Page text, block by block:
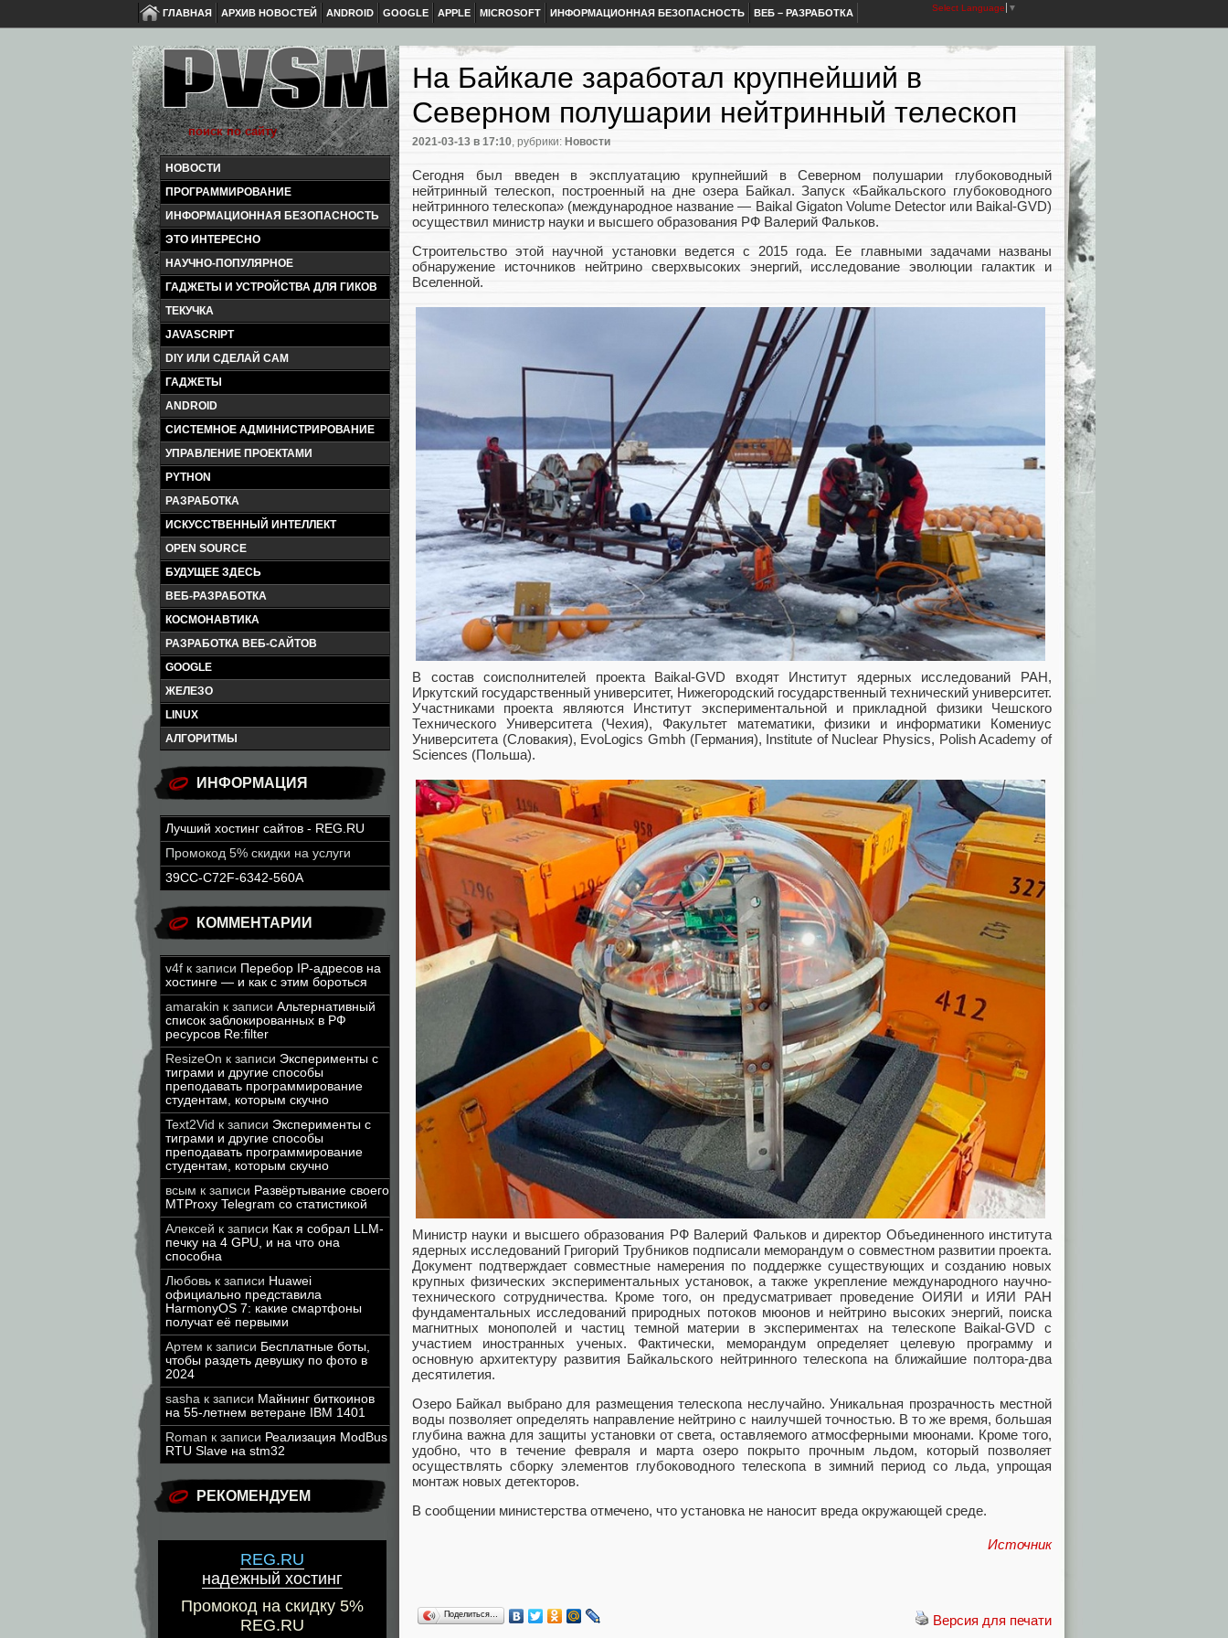
ГЛАВНАЯ АРХИВ НОВОСТЕЙ ANDROID GOOGLE APPLE MICROSOFT ИНФОРМАЦИОННАЯ БЕЗОПАСНОСТЬ ВЕБ – РАЗРАБОТКА Select Language ▼
НОВОСТИ
ПРОГРАММИРОВАНИЕ
ИНФОРМАЦИОННАЯ БЕЗОПАСНОСТЬ
ЭТО ИНТЕРЕСНО
НАУЧНО-ПОПУЛЯРНОЕ
ГАДЖЕТЫ И УСТРОЙСТВА ДЛЯ ГИКОВ
ТЕКУЧКА
JAVASCRIPT
DIY ИЛИ СДЕЛАЙ САМ
ГАДЖЕТЫ
ANDROID
СИСТЕМНОЕ АДМИНИСТРИРОВАНИЕ
УПРАВЛЕНИЕ ПРОЕКТАМИ
PYTHON
РАЗРАБОТКА
ИСКУССТВЕННЫЙ ИНТЕЛЛЕКТ
OPEN SOURCE
БУДУЩЕЕ ЗДЕСЬ
ВЕБ-РАЗРАБОТКА
КОСМОНАВТИКА
РАЗРАБОТКА ВЕБ-САЙТОВ
GOOGLE
ЖЕЛЕЗО
LINUX
АЛГОРИТМЫ
ИНФОРМАЦИЯ
Лучший хостинг сайтов - REG.RU
Промокод 5% скидки на услуги
39CC-C72F-6342-560A
КОММЕНТАРИИ
v4f к записи Перебор IP-адресов на
хостинге — и как с этим бороться
amarakin к записи Альтернативный
список заблокированных в РФ
ресурсов Re:filter
ResizeOn к записи Эксперименты с
тиграми и другие способы
преподавать программирование
студентам, которым скучно
Text2Vid к записи Эксперименты с
тиграми и другие способы
преподавать программирование
студентам, которым скучно
всым к записи Развёртывание своего
MTProxy Telegram со статистикой
Алексей к записи Как я собрал LLM-
печку на 4 GPU, и на что она
способна
Любовь к записи Huawei
официально представила
HarmonyOS 7: какие смартфоны
получат её первыми
Артем к записи Бесплатные боты,
чтобы раздеть девушку по фото в
2024
sasha к записи Майнинг биткоинов
на 55-летнем ветеране IBM 1401
Roman к записи Реализация ModBus
RTU Slave на stm32
РЕКОМЕНДУЕМ
REG.RU
надежный хостинг
Промокод на скидку 5%
REG.RU
На Байкале заработал крупнейший в
Северном полушарии нейтринный телескоп
2021-03-13 в 17:10, рубрики: Новости
Сегодня был введен в эксплуатацию крупнейший в Северном полушарии глубоководный
нейтринный телескоп, построенный на дне озера Байкал. Запуск «Байкальского глубоководного
нейтринного телескопа» (международное название — Baikal Gigaton Volume Detector или Baikal-GVD)
осуществил министр науки и высшего образования РФ Валерий Фальков.
Строительство этой научной установки ведется с 2015 года. Ее главными задачами названы
обнаружение источников нейтрино сверхвысоких энергий, исследование эволюции галактик и
Вселенной.
В состав соисполнителей проекта Baikal-GVD входят Институт ядерных исследований РАН,
Иркутский государственный университет, Нижегородский государственный технический университет.
Участниками проекта являются Институт экспериментальной и прикладной физики Чешского
Технического Университета (Чехия), Факультет математики, физики и информатики Комениус
Университета (Словакия), EvoLogiсs Gmbh (Германия), Institute of Nuclear Physics, Polish Academy of
Sciences (Польша).
Министр науки и высшего образования РФ Валерий Фальков и директор Объединенного института
ядерных исследований Григорий Трубников подписали меморандум о совместном развитии проекта.
Документ подтверждает совместные намерения по поддержке существующих и созданию новых
крупных физических экспериментальных установок, а также укрепление международного научно-
технического сотрудничества. Кроме того, он предусматривает проведение ОИЯИ и ИЯИ РАН
фундаментальных исследований природных потоков мюонов и нейтрино высоких энергий, поиска
магнитных монополей и частиц темной материи в экспериментах на телескопе Baikal-GVD с
участием иностранных ученых. Фактически, меморандум определяет целевую программу и
основную архитектуру развития Байкальского нейтринного телескопа на ближайшие полтора-два
десятилетия.
Озеро Байкал выбрано для размещения телескопа неслучайно. Уникальная прозрачность местной
воды позволяет определять направление нейтрино с наилучшей точностью. В то же время, большая
глубина важна для защиты установки от света, оставляемого атмосферными мюонами. Кроме того,
удобно, что в течение февраля и марта озеро покрыто прочным льдом, который позволяет
осуществлять сборку элементов глубоководного телескопа в зимний период со льда, упрощая
монтаж новых детекторов.
В сообщении министерства отмечено, что установка не наносит вреда окружающей среде.
Источник
Версия для печати
Поделиться…